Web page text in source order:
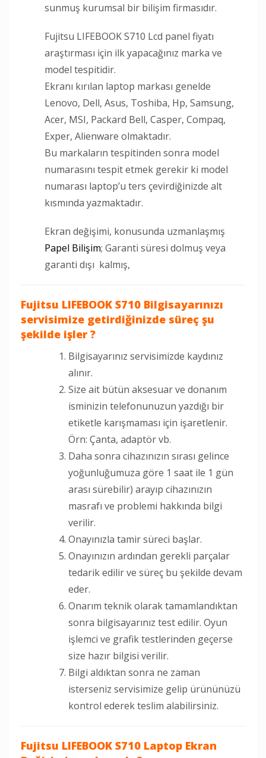
sunmuş kurumsal bir bilişim firmasıdır.
Fujitsu LIFEBOOK S710 Lcd panel fiyatı
araştırması için ilk yapacağınız marka ve
model tespitidir.
Ekranı kırılan laptop markası genelde
Lenovo, Dell, Asus, Toshiba, Hp, Samsung,
Acer, MSI, Packard Bell, Casper, Compaq,
Exper, Alienware olmaktadır.
Bu markaların tespitinden sonra model
numarasını tespit etmek gerekir ki model
numarası laptop’u ters çevirdiğinizde alt
kısmında yazmaktadır.
Ekran değişimi, konusunda uzmanlaşmış
Papel Bilişim; Garanti süresi dolmuş veya
garanti dışı kalmış,
Fujitsu LIFEBOOK S710 Bilgisayarınızı
servisimize getirdiğinizde süreç şu
şekilde işler ?
Bilgisayarınız servisimizde kaydınız
alınır.
Size ait bütün aksesuar ve donanım
isminizin telefonunuzun yazdığı bir
etiketle karışmaması için işaretlenir.
Örn: Çanta, adaptör vb.
Daha sonra cihazınızın sırası gelince
yoğunluğumuza göre 1 saat ile 1 gün
arası sürebilir) arayıp cihazınızın
masrafı ve problemi hakkında bilgi
verilir.
Onayınızla tamir süreci başlar.
Onayınızın ardından gerekli parçalar
tedarik edilir ve süreç bu şekilde devam
eder.
Onarım teknik olarak tamamlandıktan
sonra bilgisayarınız test edilir. Oyun
işlemci ve grafik testlerinden geçerse
size hazır bilgisi verilir.
Bilgi aldıktan sonra ne zaman
isterseniz servisimize gelip ürününüzü
kontrol ederek teslim alabilirsiniz.
Fujitsu LIFEBOOK S710 Laptop Ekran